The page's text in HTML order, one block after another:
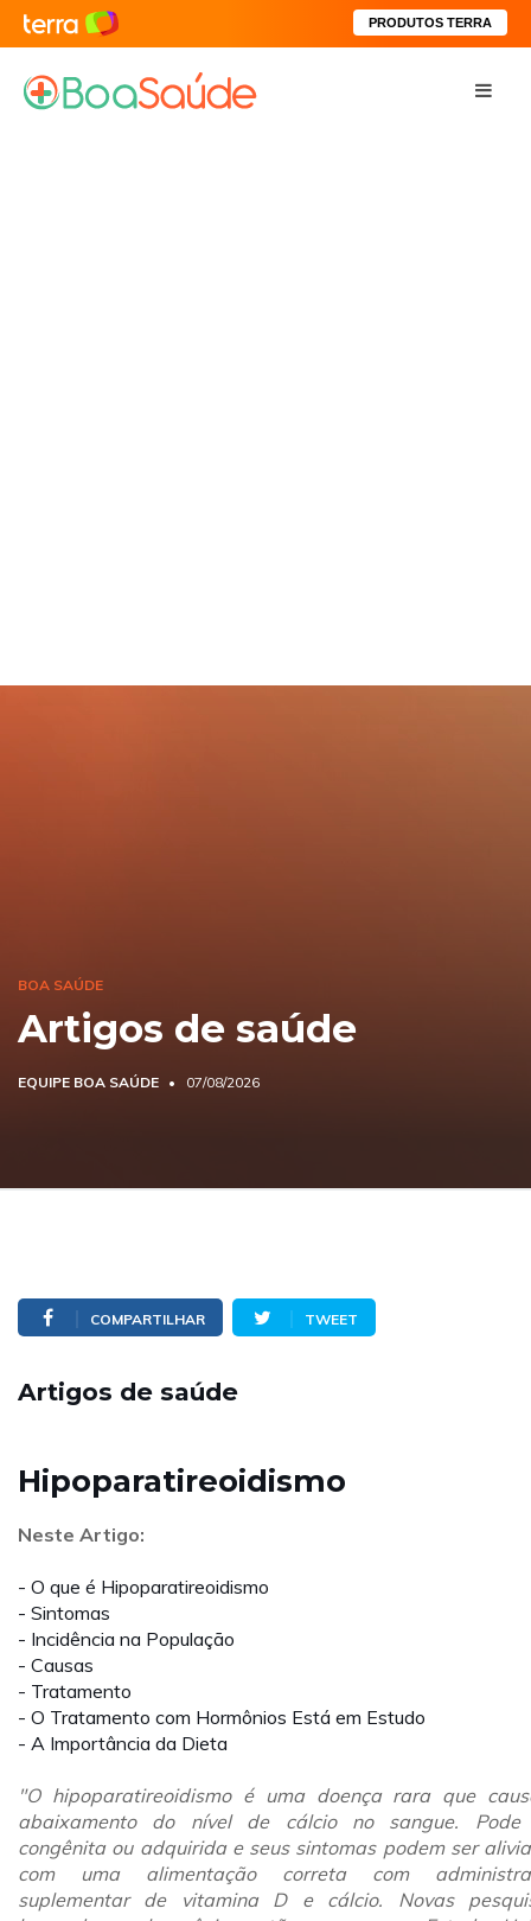
PRODUTOS TERRA
BOA SAÚDE
Artigos de saúde
EQUIPE BOA SAÚDE 07/08/2026
COMPARTILHAR TWEET
Artigos de saúde
Hipoparatireoidismo
Neste Artigo:
- O que é Hipoparatireoidismo
- Sintomas
- Incidência na População
- Causas
- Tratamento
- O Tratamento com Hormônios Está em Estudo
- A Importância da Dieta
"O hipoparatireoidismo é uma doença rara que
abaixamento do nível de cálcio no sangue. Pode
congênita ou adquirida e seus sintomas podem ser
com uma alimentação correta com
suplementar de vitamina D e cálcio. Novas